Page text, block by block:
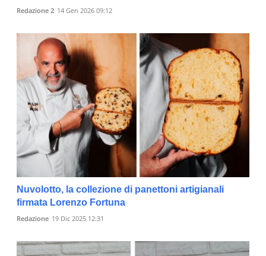
Redazione 2 14 Gen 2026 09:12
Nuvolotto, la collezione di panettoni artigianali
firmata Lorenzo Fortuna
Redazione 19 Dic 2025 12:31